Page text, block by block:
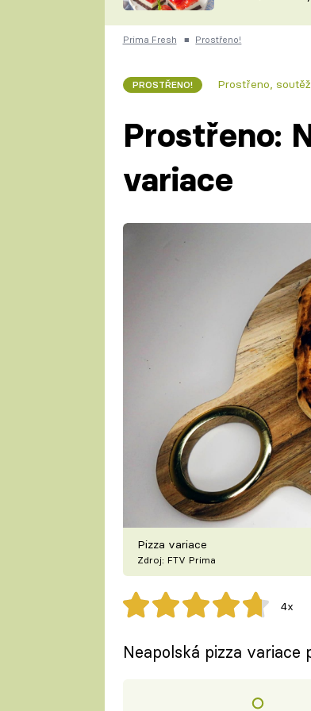
ČESKO NA
KUCHAŘKA
Prima Fresh ■ Prostřeno!
PROSTŘENO! Prostřeno,
Prostřeno:
variace
Pizza variace
Zdroj: FTV Prima
4x
Neapolská pizza variace